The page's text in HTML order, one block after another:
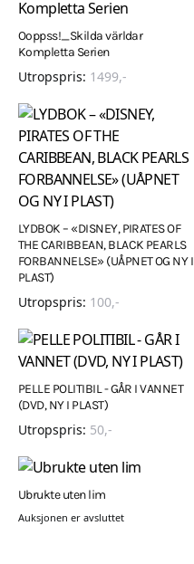
Ooppss!_Skilda världar
Kompletta Serien
Utropspris: 1499,-
LYDBOK – «DISNEY, PIRATES OF
THE CARIBBEAN, BLACK PEARLS
FORBANNELSE» (UÅPNET OG NY I
PLAST)
Utropspris: 100,-
PELLE POLITIBIL - GÅR I VANNET
(DVD, NY I PLAST)
Utropspris: 50,-
Ubrukte uten lim
Auksjonen er avsluttet